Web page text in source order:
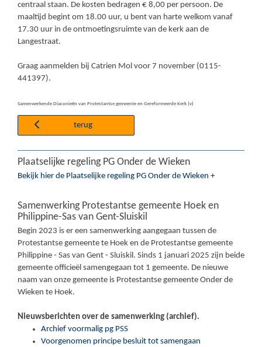
centraal staan. De kosten bedragen € 8,00 per persoon. De
maaltijd begint om 18.00 uur, u bent van harte welkom vanaf
17.30 uur in de ontmoetingsruimte van de kerk aan de
Langestraat.
Graag aanmelden bij Catrien Mol voor 7 november (0115-
441397).
Samenwerkende Diaconieën van Protestantse gemeente en Gereformeerde Kerk (v)
terug
Plaatselijke regeling PG Onder de Wieken
Bekijk hier de Plaatselijke regeling PG Onder de Wieken +
Samenwerking Protestantse gemeente Hoek en
Philippine-Sas van Gent-Sluiskil
Begin 2023 is er een samenwerking aangegaan tussen de
Protestantse gemeente te Hoek en de Protestantse gemeente
Philippine - Sas van Gent - Sluiskil. Sinds 1 januari 2025 zijn beide
gemeente officieël samengegaan tot 1 gemeente. De nieuwe
naam van onze gemeente is Protestantse gemeente Onder de
Wieken te Hoek.
Nieuwsberichten over de samenwerking (archief).
Archief voormalig pg PSS
Voorgenomen principe besluit tot samengaan